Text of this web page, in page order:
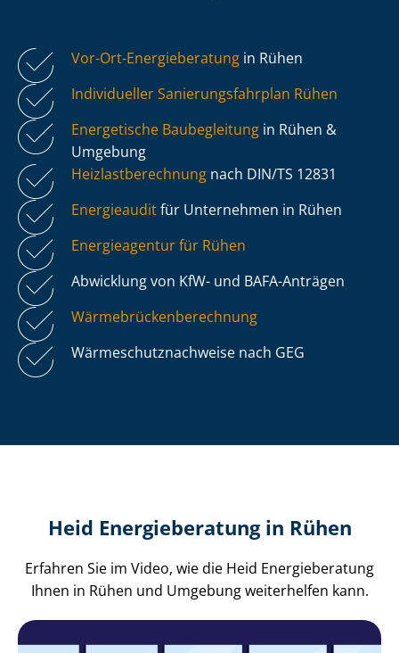
Vor-Ort-Energieberatung in Rühen
Individueller Sa­nie­rungs­fahr­plan Rühen
Energetische Baubegleitung in Rühen &
Umgebung
Heiz­last­be­rech­nung nach DIN/TS 12831
Energieauditfür Unternehmen in Rühen
Energieagentur für Rühen
Abwicklung von KfW- und BAFA-Anträgen
Wär­me­brü­cken­be­rech­nung
Wär­me­schutz­nach­wei­se nach GEG
Heid Energieberatung in Rühen
Erfahren Sie im Video, wie die Heid Energieberatung
Ihnen in Rühen und Umgebung weiterhelfen kann.